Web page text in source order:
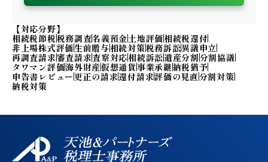
【対応分野】
相続税節税税務調査名義預金土地評価相続税還付
非上場株式評価生前贈与相続対策税務訴訟異議申立
再調査請求審査請求査察対応相続訴訟遺産分割分割協議
タワマン評価海外財産仮想通貨事業承継納税猶予
申告書レビュー 更正の請求還付請求評価の見直分割対策
納税対策